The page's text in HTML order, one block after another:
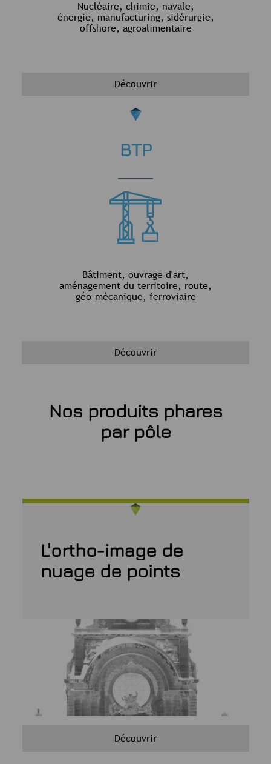
Nucléaire, chimie, navale,
énergie, manufacturing, sidérurgie,
offshore, agroalimentaire
Découvrir
BTP
Bâtiment, ouvrage d'art,
aménagement du territoire, route,
géo-mécanique, ferroviaire
Découvrir
Nos produits phares
par pôle
L'ortho-image de
nuage de points
Découvrir